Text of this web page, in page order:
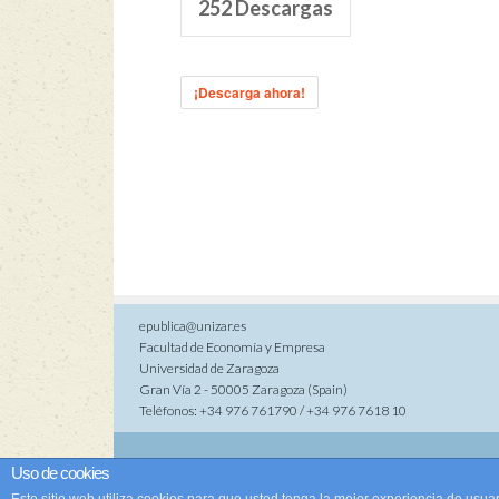
252Descargas
¡Descarga ahora!
epublica@unizar.es
Facultad de Economía y Empresa
Universidad de Zaragoza
Gran Vía 2 - 50005 Zaragoza (Spain)
Teléfonos: +34 976 761790 / +34 976 7618 10
Uso de cookies